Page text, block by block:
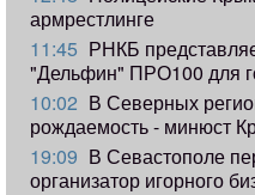
армрестлинге
11:45 РНКБ
"Дельфин" ПРО100 для
10:02 В Северных
рождаемость - минюст
19:09 В Севастополе
организатор игорного